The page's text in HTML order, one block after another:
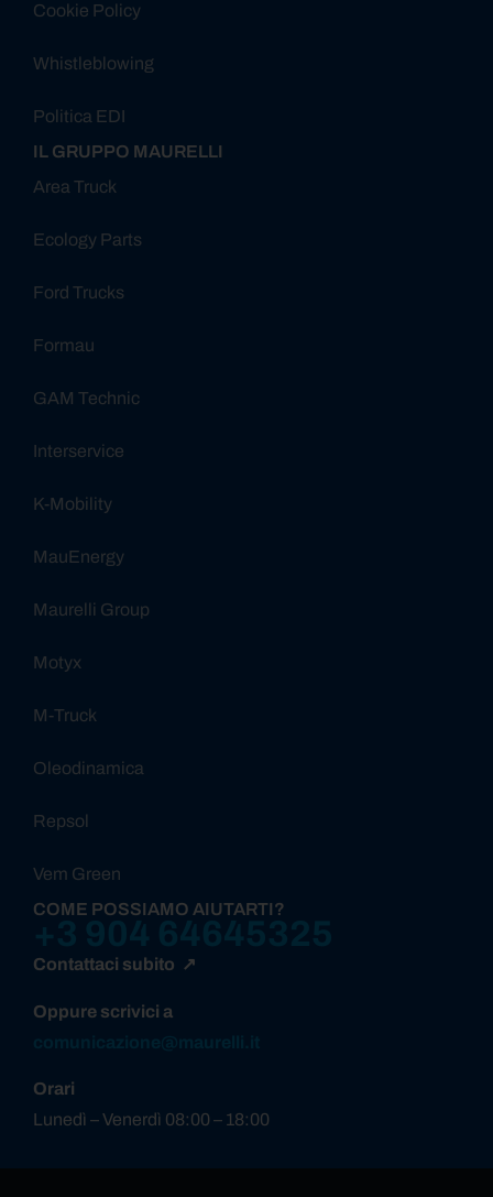
Cookie Policy
Whistleblowing
Politica EDI
IL GRUPPO MAURELLI
Area Truck
Ecology Parts
Ford Trucks
Formau
GAM Technic
Interservice
K-Mobility
MauEnergy
Maurelli Group
Motyx
M-Truck
Oleodinamica
Repsol
Vem Green
COME POSSIAMO AIUTARTI?
Contattaci subito ↗
Oppure scrivici a
Orari
Lunedì – Venerdì 08:00 – 18:00